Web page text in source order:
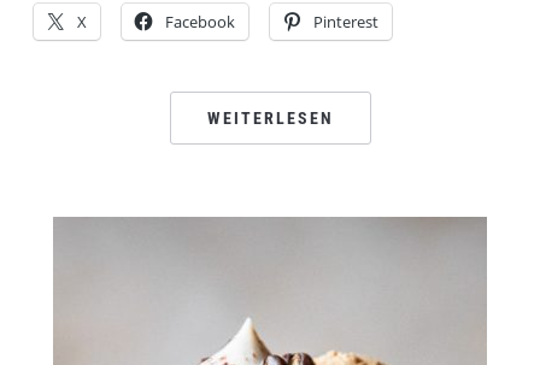
X Facebook Pinterest
WEITERLESEN